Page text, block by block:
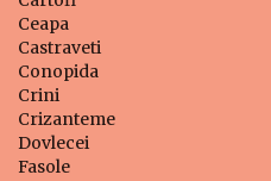
Ceapa
Castraveti
Conopida
Crini
Crizanteme
Dovlecei
Fasole